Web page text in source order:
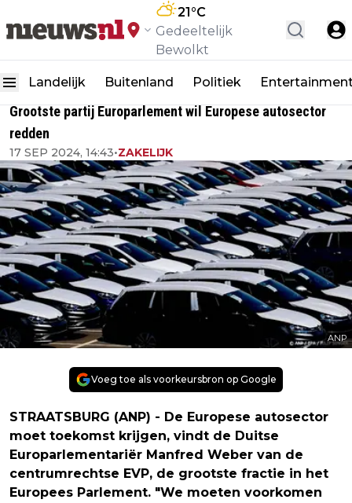
21°C
Gedeeltelijk
Bewolkt
Landelijk Buitenland Politiek
Grootste partij Europarlement wil Europese autosector
redden
17 SEP 2024, 14:43•ZAKELIJK
ANP
Voeg toe als voorkeursbron op Google
STRAATSBURG (ANP) - De Europese autosector
moet toekomst krijgen, vindt de Duitse
Europarlementariër Manfred Weber van de
centrumrechtse EVP, de grootste fractie in het
Europees Parlement. "We moeten voorkomen